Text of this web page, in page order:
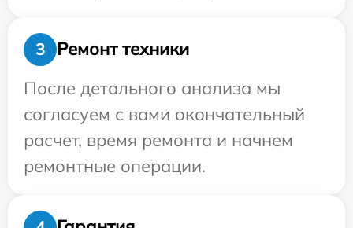
3
Ремонт техники
После детального анализа мы
согласуем с вами окончательный
расчет, время ремонта и начнем
ремонтные операции.